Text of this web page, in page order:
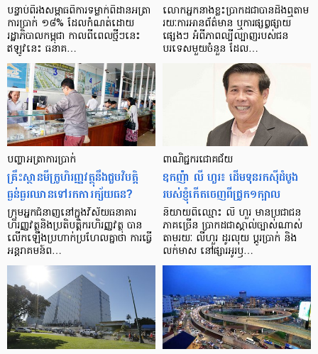
បន្ទាប់​ពី​រង​សម្ពាធ​​ពី​ការ​ទម្លាក់​ពិដាន​អត្រា​
ការ​ប្រាក់ ១៨​% ដែល​កំណត់​ដោយ​
រដ្ឋាភិបាល​កម្ពុជា កាល​ពី​ពេល​ថ្មីៗ​នេះ
ឥឡូវ​នេះ ធនាគ…
លោកអ្នក​នាង​ខ្លះ​ប្រាកដ​ជា​បាន​​ដឹង​ឮ​តាម​
រយៈ​ការ​អាន​ព័ត៌មាន ឬ​ការ​ផ្សព្វផ្សាយ​
ផ្សេងៗ អំពី​ភាព​ល្បីល្បាញ​របស់​ជន​
បរទេស​មួយ​ចំនួន ដែល…
បញ្ហា​អត្រា​ការប្រាក់
គ្រឹះស្ថាន​មីក្រូ​ហិរញ្ញវត្ថុ​នឹង​ជួប​វិបត្តិ​
ធ្ងន់ធ្ងរ​ឈាន​ទៅ​រក​ការ​ក្ស័យធន?
ក្រុម​អ្នក​ជំនាញ​នៅ​ក្នុង​វិស័យ​ធនាគារ
ហិរញ្ញវត្ថុ​និង​ប្រតិបត្តិករ​ហិរញ្ញ​វត្ថុ បាន​​
លើក​ឡើង​ប្រហាក់​ប្រហែល​គ្នា​ថា ការ​ធ្វើ​
អន្តរាគមន៍​ព…
ពាណិជ្ជករជោគជ័យ
ឧកញ៉ា លី ហួរ៖ ដើមទុនរកស៊ីដំបូង
របស់ខ្ញុំកើតចេញពីជ្រូក១ក្បាល
និយាយ​ពី​ឈ្មោះ លី ហួរ មាន​ប្រជាជន​
ភាគ​ច្រើន ប្រាកដ​ជា​ស្គាល់​ច្បាស់​ណាស់
តាមរយៈ លីហួរ ដូរ​លុយ ប្តូរ​បា្រក់ និង​
លក់​មាស នៅ​ផ្សារ​អូរ​ឫ…